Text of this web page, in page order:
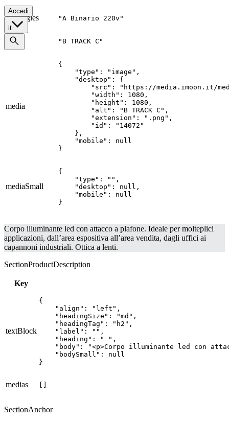
Accedi
it
typologies "A Binario 220v"
title "B TRACK C"
media
{
    "type": "image",
    "desktop": {
"src": "https://media.imoon.it/
        "width": 1080,
        "height": 1080,
        "alt": "B TRACK C",
        "extension": ".png",
        "id": "14072"
    },
    "mobile": null
}
mediaSmall
{
    "type": "",
    "desktop": null,
    "mobile": null
}
Corpo illuminante led con attacco a plafone. Ideale per molteplici
applicazioni, dall’area espositiva all’area vendita, dagli uffici ai
capannoni industriali. Ottica a lenti.
SectionProductDescription
Key
textBlock
{
    "align": "left",
    "headingSize": "md",
    "headingTag": "h2",
    "label": "",
    "heading": " ",
"body": "<p>Corpo illuminante led con
    "bodySmall": null
}
medias
SectionAnchor